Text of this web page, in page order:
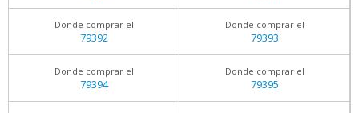
Donde comprar el
79392
Donde comprar el
79393
Donde comprar el
79394
Donde comprar el
79395